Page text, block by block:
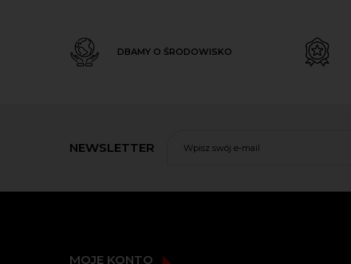
DBAMY O ŚRODOWISKO
NEWSLETTER
MOJE KONTO